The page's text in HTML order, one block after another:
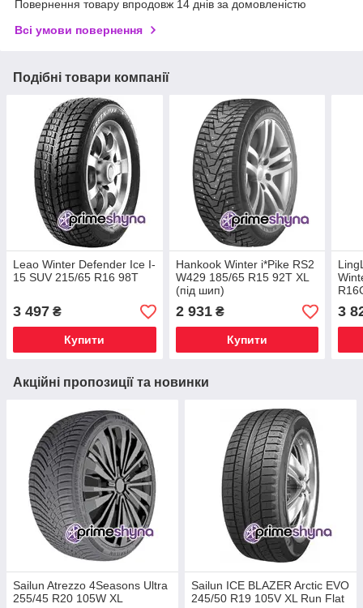
Повернення товару впродовж 14 днів за домовленістю
Всі умови повернення
Подібні товари компанії
Leao Winter Defender Ice I-
15 SUV 215/65 R16 98T
3 497 ₴
Купити
Hankook Winter i*Pike RS2
W429 185/65 R15 92T XL
(під шип)
2 931₴
Купити
3
Акційні пропозиції та новинки
Sailun Atrezzo 4Seasons Ultra
255/45 R20 105W XL
Sailun ICE BLAZER Arctic EVO
245/50 R19 105V XL Run Flat